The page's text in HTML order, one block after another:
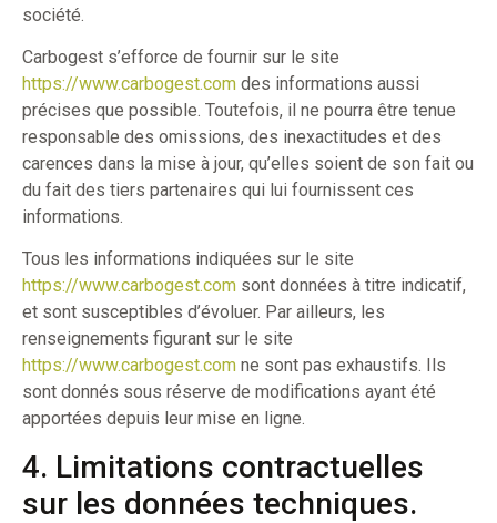
société.
Carbogest s’efforce de fournir sur le site
https://www.carbogest.com des informations aussi
précises que possible. Toutefois, il ne pourra être tenue
responsable des omissions, des inexactitudes et des
carences dans la mise à jour, qu’elles soient de son fait ou
du fait des tiers partenaires qui lui fournissent ces
informations.
Tous les informations indiquées sur le site
https://www.carbogest.com sont données à titre indicatif,
et sont susceptibles d’évoluer. Par ailleurs, les
renseignements figurant sur le site
https://www.carbogest.com ne sont pas exhaustifs. Ils
sont donnés sous réserve de modifications ayant été
apportées depuis leur mise en ligne.
4. Limitations contractuelles
sur les données techniques.